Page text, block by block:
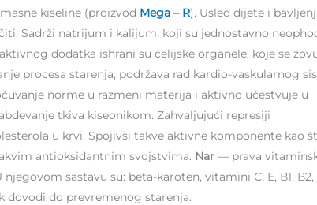
kiseline (proizvod Mega – R). Usled dijete i
Sadrži natrijum i kalijum, koji su jednostavno
dodatka ishrani su ćelijske organele, koje se
procesa starenja, podržava rad kardio-vaskularnog
norme u razmeni materija i aktivno učestvuje u
tkiva kiseonikom. Zahvaljujući represiji
u krvi. Spojivši takve aktivne komponente kao
antioksidantnim svojstvima. Nar — prava
sastavu su: beta-karoten, vitamini С, Е, В1, В2,
dovodi do prevremenog starenja.